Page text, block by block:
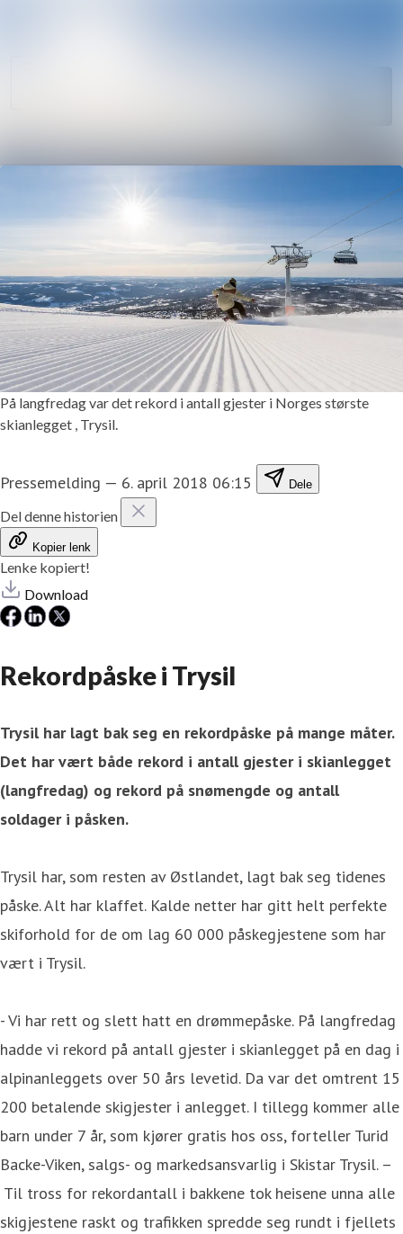
På langfredag var det rekord i antall gjester i Norges største
skianlegget , Trysil.
Pressemelding — 6. april 2018 06:15 Dele
Del denne historien
Kopier lenk
Lenke kopiert!
Download
Rekordpåske i Trysil
Trysil har lagt bak seg en rekordpåske på mange måter.
Det har vært både rekord i antall gjester i skianlegget
(langfredag) og rekord på snømengde og antall
soldager i påsken.
Trysil har, som resten av Østlandet, lagt bak seg tidenes
påske. Alt har klaffet. Kalde netter har gitt helt perfekte
skiforhold for de om lag 60 000 påskegjestene som har
vært i Trysil.
- Vi har rett og slett hatt en drømmepåske. På langfredag
hadde vi rekord på antall gjester i skianlegget på en dag i
alpinanleggets over 50 års levetid. Da var det omtrent 15
200 betalende skigjester i anlegget. I tillegg kommer alle
barn under 7 år, som kjører gratis hos oss, forteller Turid
Backe-Viken, salgs- og markedsansvarlig i Skistar Trysil. –
Til tross for rekordantall i bakkene tok heisene unna alle
skigjestene raskt og trafikken spredde seg rundt i fjellets